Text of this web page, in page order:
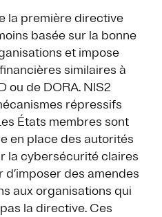
la première directive
basée sur la bonne
et impose
similaires à
ou de DORA. NIS2
répressifs
États membres sont
en place des autorités
la cybersécurité claires
d’imposer des amendes
aux organisations qui
la directive. Ces